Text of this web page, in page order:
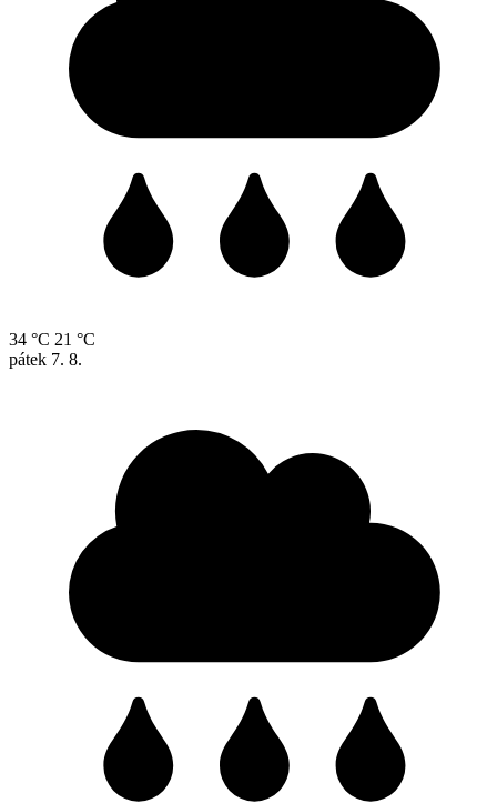
34 °C 21 °C
pátek 7. 8.